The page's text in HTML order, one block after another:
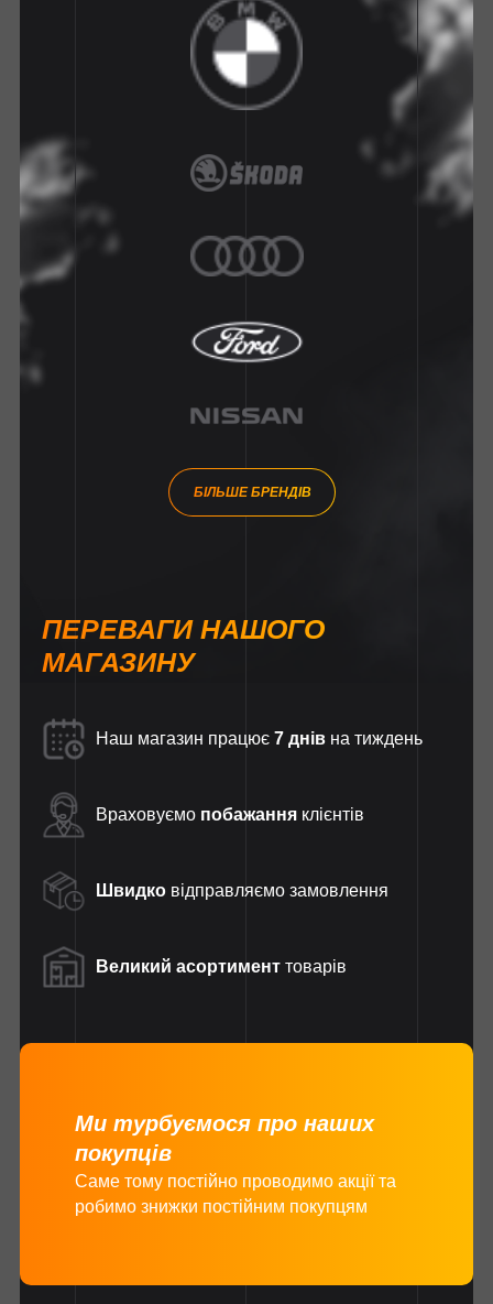
БІЛЬШЕ БРЕНДІВ
ПЕРЕВАГИ НАШОГО
МАГАЗИНУ
Наш магазин працює 7 днів на тиждень
Враховуємо побажання клієнтів
Швидко відправляємо замовлення
Великий асортимент товарів
Ми турбуємося про наших
покупців
Саме тому постійно проводимо акції та
робимо знижки постійним покупцям